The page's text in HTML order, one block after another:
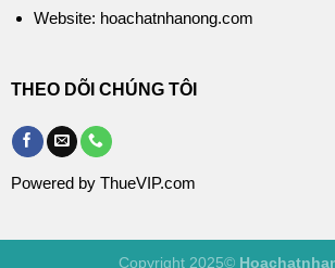
Website: hoachatnhanong.com
THEO DÕI CHÚNG TÔI
Powered by ThueVIP.com
Copyright 2025©